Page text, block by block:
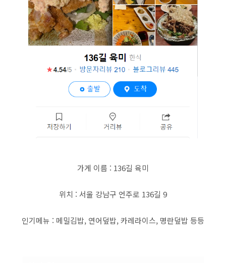
가게 이름 : 136길 육미
위치 : 서울 강남구 언주로 136길 9
인기메뉴 : 메밀김밥, 연어덮밥, 카레라이스, 명란덮밥 등등